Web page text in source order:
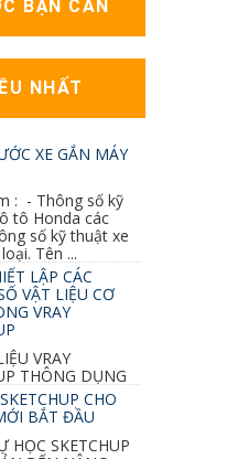
BẠN CẦN
NHẤT
XE GẮN MÁY
: - Thông số kỹ
tô Honda các
số kỹ thuật xe
Tên ...
LẬP CÁC
VẬT LIỆU CƠ
VRAY
VRAY
THÔNG DỤNG
BÓNG: ●
...
CHO
BẮT ĐẦU
HỌC SKETCHUP